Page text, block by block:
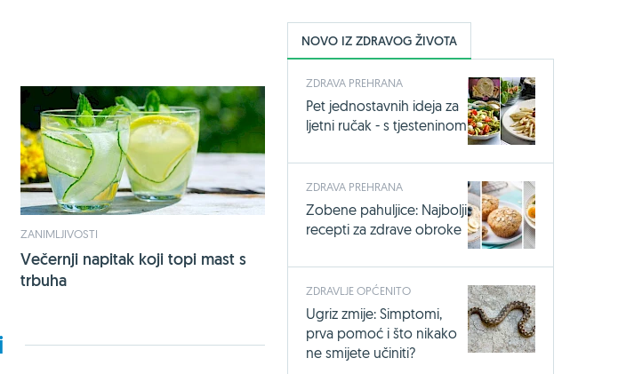
ZANIMLJIVOSTI
Večernji napitak koji topi mast s
trbuha
NOVO IZ ZDRAVOG ŽIVOTA
ZDRAVA PREHRANA
Pet jednostavnih ideja za
ljetni ručak - s tjesteninom
ZDRAVA PREHRANA
Zobene pahuljice: Najbolji
recepti za zdrave obroke
ZDRAVLJE OPĆENITO
Ugriz zmije: Simptomi,
prva pomoć i što nikako
ne smijete učiniti?